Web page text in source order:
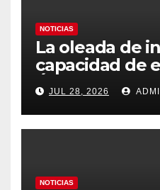
NOTICIAS
La oleada de
capacidad de
Ávila y al oeste
obliga a
emergencia
JUL 28, 2026
NOTICIAS